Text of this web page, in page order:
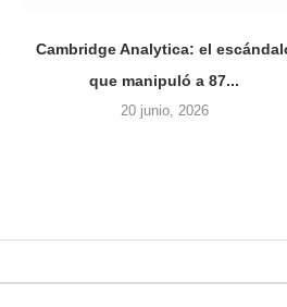
Cambridge Analytica: el
que manipuló a 87...
20 junio, 2026